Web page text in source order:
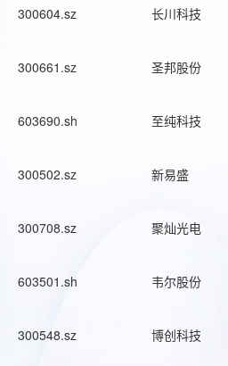
300604.sz 长川科技
300661.sz 圣邦股份
603690.sh 至纯科技
300502.sz 新易盛
300708.sz 聚灿光电
603501.sh 韦尔股份
300548.sz 博创科技